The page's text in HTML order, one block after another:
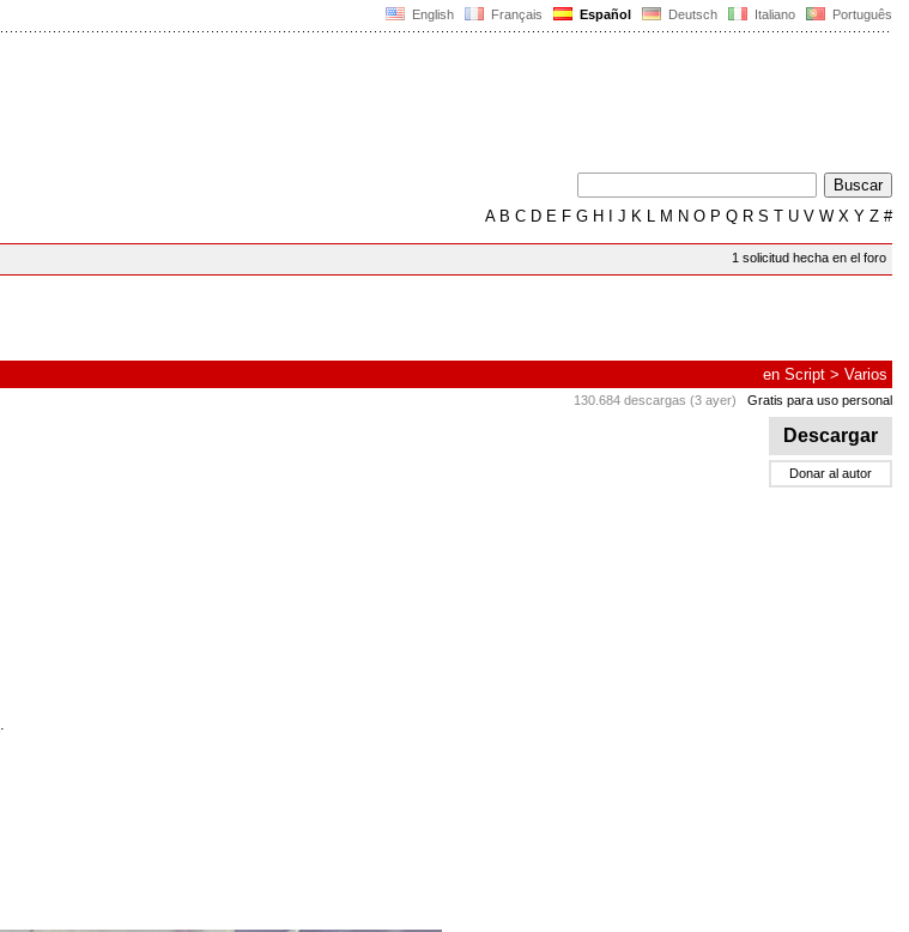
English Français Español Deutsch Italiano Português
AB C D E F G H J K L M N O P Q R S T U V W X Y Z #
1 solicitud hecha en el foro
en Script > Varios
130.684 descargas (3 ayer) Gratis para uso personal
Descargar
Donar al autor
.